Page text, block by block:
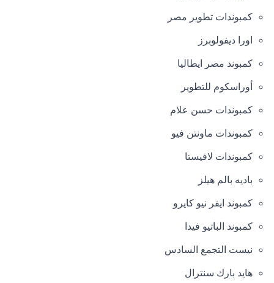
كمبوندات تطوير مصر
اورا ديفولوبرز
كمبوند مصر ايطاليا
أوراسكوم للتطوير
كمبوندات حسن علام
كمبوندات ماونتن فيو
كمبوندات لافيستا
باديه بالم هيلز
كمبوند ايفر نيو كايرو
كمبوند الباتيو فيدا
نيست التجمع السادس
هايد بارك سنترال